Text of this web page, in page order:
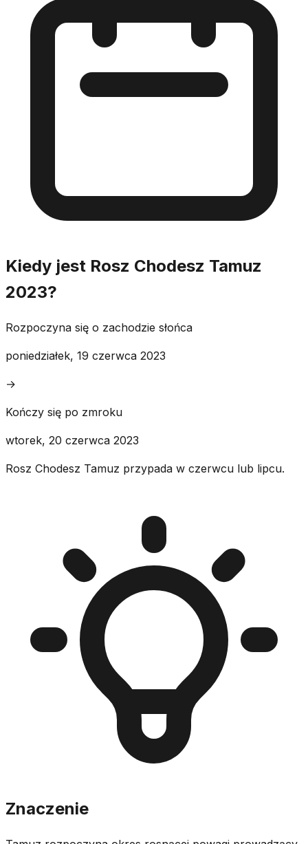
Kiedy jest Rosz Chodesz Tamuz
2023?
Rozpoczyna się o zachodzie słońca
poniedziałek, 19 czerwca 2023
→
Kończy się po zmroku
wtorek, 20 czerwca 2023
Rosz Chodesz Tamuz przypada w czerwcu lub lipcu.
Znaczenie